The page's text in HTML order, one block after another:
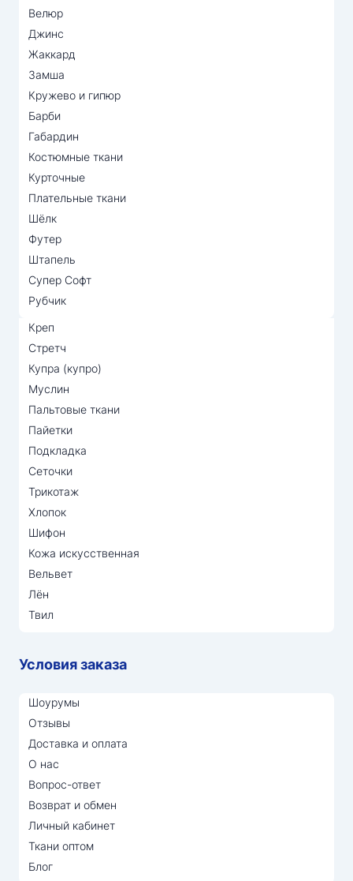
Велюр
Джинс
Жаккард
Замша
Кружево и гипюр
Барби
Габардин
Костюмные ткани
Курточные
Плательные ткани
Шёлк
Футер
Штапель
Супер Софт
Рубчик
Креп
Стретч
Купра (купро)
Муслин
Пальтовые ткани
Пайетки
Подкладка
Сеточки
Трикотаж
Хлопок
Шифон
Кожа искусственная
Вельвет
Лён
Твил
Условия заказа
Шоурумы
Отзывы
Доставка и оплата
О нас
Вопрос-ответ
Возврат и обмен
Личный кабинет
Ткани оптом
Блог